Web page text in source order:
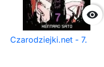

Czarodziejki.net - 7.